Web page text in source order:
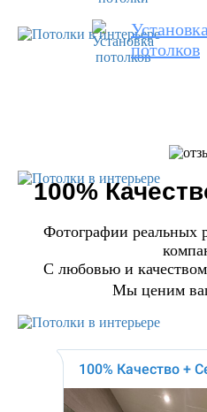
потолков
100%
Фотографии реальных
С любовью и
Мы ценим